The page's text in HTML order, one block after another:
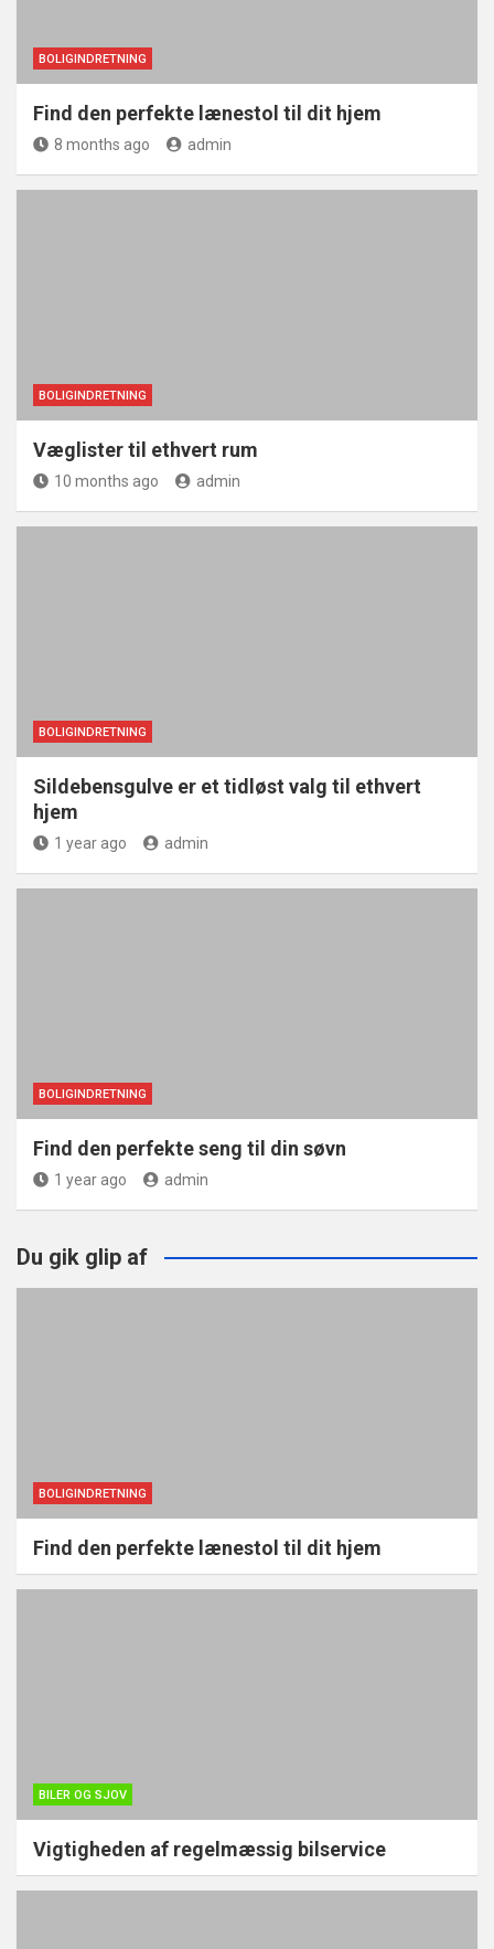
BOLIGINDRETNING
Find den perfekte lænestol til dit hjem
8 months ago admin
BOLIGINDRETNING
Væglister til ethvert rum
10 months ago admin
BOLIGINDRETNING
Sildebensgulve er et tidløst valg til ethvert
hjem
1 year ago admin
BOLIGINDRETNING
Find den perfekte seng til din søvn
1 year ago admin
Du gik glip af
BOLIGINDRETNING
Find den perfekte lænestol til dit hjem
BILER OG SJOV
Vigtigheden af regelmæssig bilservice